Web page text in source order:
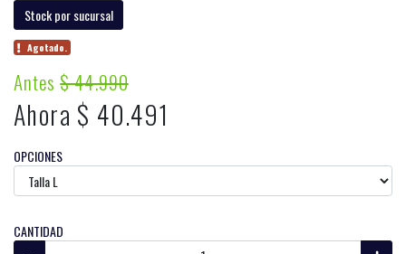
Stock por sucursal
Agotado.
Antes$ 44.990
Ahora $ 40.491
OPCIONES
CANTIDAD